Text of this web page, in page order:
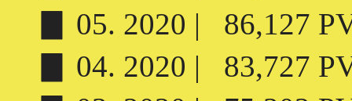
▊ 05. 2020 | 86,127
▊ 04. 2020 | 83,727